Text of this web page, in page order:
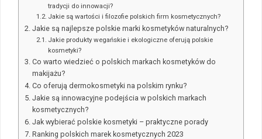
tradycji do innowacji?
Jakie są wartości i filozofie polskich firm kosmetycznych?
Jakie są najlepsze polskie marki kosmetyków naturalnych?
Jakie produkty wegańskie i ekologiczne oferują polskie
kosmetyki?
Co warto wiedzieć o polskich markach kosmetyków do
makijażu?
Co oferują dermokosmetyki na polskim rynku?
Jakie są innowacyjne podejścia w polskich markach
kosmetycznych?
Jak wybierać polskie kosmetyki – praktyczne porady
Ranking polskich marek kosmetycznych 2023